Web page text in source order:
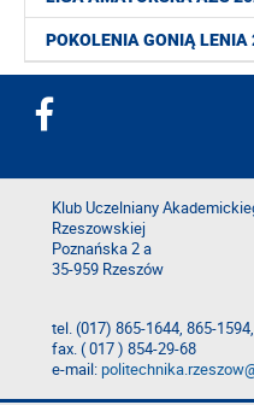
POKOLENIA GONIĄ LENIA
Klub Uczelniany
Rzeszowskiej
Poznańska 2 a
35-959 Rzeszów
tel. (017) 865-1644, 865-1594,
fax. ( 017 ) 854-29-68
e-mail: